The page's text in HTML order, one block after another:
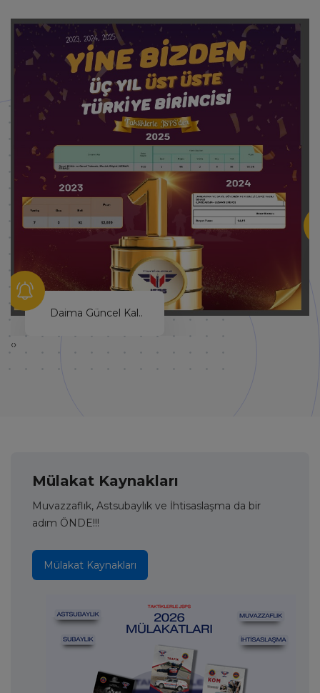
Hayallerinin Peşinden Git!
‹›
Mülakat Kaynakları
Muvazzaflık, Astsubaylık ve İhtisaslaşma da bir
adım ÖNDE!!!
Mülakat Kaynakları